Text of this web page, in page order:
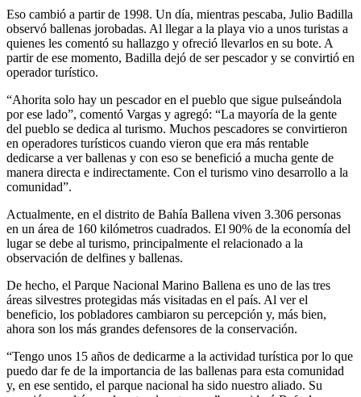
Eso cambió a partir de 1998. Un día, mientras pescaba, Julio Badilla
observó ballenas jorobadas. Al llegar a la playa vio a unos turistas a
quienes les comentó su hallazgo y ofreció llevarlos en su bote. A
partir de ese momento, Badilla dejó de ser pescador y se convirtió en
operador turístico.
“Ahorita solo hay un pescador en el pueblo que sigue pulseándola
por ese lado”, comentó Vargas y agregó: “La mayoría de la gente
del pueblo se dedica al turismo. Muchos pescadores se convirtieron
en operadores turísticos cuando vieron que era más rentable
dedicarse a ver ballenas y con eso se benefició a mucha gente de
manera directa e indirectamente. Con el turismo vino desarrollo a la
comunidad”.
Actualmente, en el distrito de Bahía Ballena viven 3.306 personas
en un área de 160 kilómetros cuadrados. El 90% de la economía del
lugar se debe al turismo, principalmente el relacionado a la
observación de delfines y ballenas.
De hecho, el Parque Nacional Marino Ballena es uno de las tres
áreas silvestres protegidas más visitadas en el país. Al ver el
beneficio, los pobladores cambiaron su percepción y, más bien,
ahora son los más grandes defensores de la conservación.
“Tengo unos 15 años de dedicarme a la actividad turística por lo que
puedo dar fe de la importancia de las ballenas para esta comunidad
y, en ese sentido, el parque nacional ha sido nuestro aliado. Su